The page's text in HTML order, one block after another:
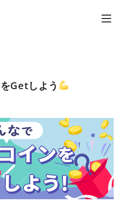
Getしよう